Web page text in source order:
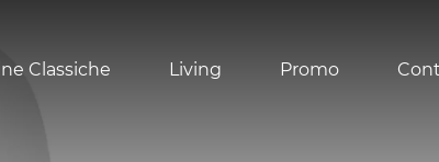
Classiche Living Promo